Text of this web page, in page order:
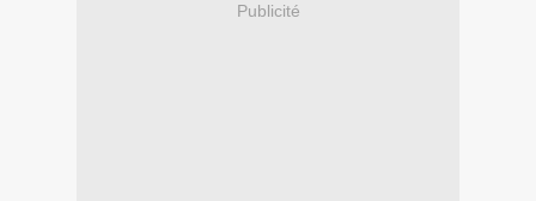
Publicité